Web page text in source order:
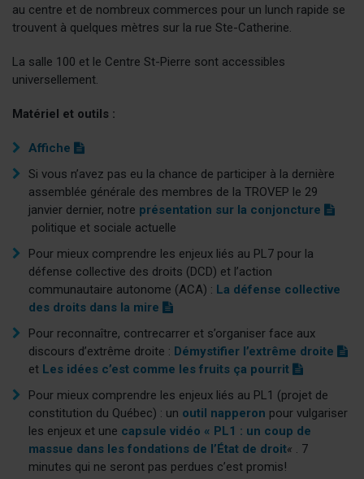
au centre et de nombreux commerces pour un lunch rapide se
trouvent à quelques mètres sur la rue Ste-Catherine.
La salle 100 et le Centre St-Pierre sont accessibles
universellement.
Matériel et outils :
Affiche
(
d
f
)
Si vous n’avez pas eu la chance de participer à la dernière
assemblée générale des membres de la TROVEP le 29
janvier dernier, notre présentation sur la conjoncture
d
f
)
politique et sociale actuelle
Pour mieux comprendre les enjeux liés au PL7 pour la
défense collective des droits (DCD) et l’action
communautaire autonome (ACA) : La défense collective
des droits dans la mire
(
d
f
)
Pour reconnaître, contrecarrer et s’organiser face aux
discours d’extrême droite : Démystifier l’extrême droite
(
et Les idées c’est comme les fruits ça pourrit
(
d
f
)
Pour mieux comprendre les enjeux liés au PL1 (projet de
constitution du Québec) : un outil napperon pour vulgariser
les enjeux et une capsule vidéo « PL1 : un coup de
massue dans les fondations de l’État de droit« . 7
minutes qui ne seront pas perdues c’est promis!